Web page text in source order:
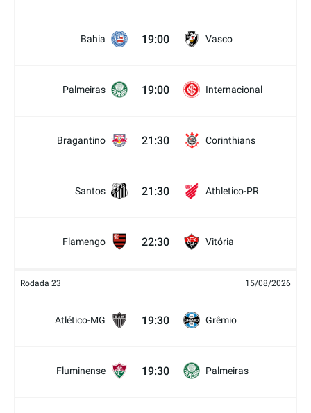
Bahia 19:00 Vasco
Palmeiras 19:00 Internacional
Bragantino 21:30 Corinthians
Santos 21:30 Athletico-PR
Flamengo 22:30 Vitória
Rodada 23 15/08/2026
Atlético-MG 19:30 Grêmio
Fluminense 19:30 Palmeiras